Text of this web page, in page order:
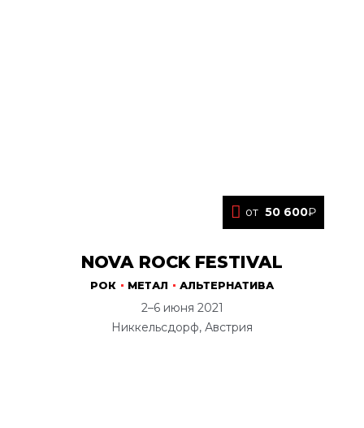
от 50 600₽
NOVA ROCK FESTIVAL
РОК МЕТАЛ АЛЬТЕРНАТИВА
2–6 июня 2021
Никкельсдорф, Австрия